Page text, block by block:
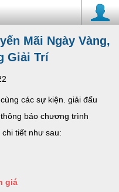
Mãi Ngày Vàng,
Giải Trí
các sự kiện. giải đấu
báo chương trình
tiết như sau:
giá